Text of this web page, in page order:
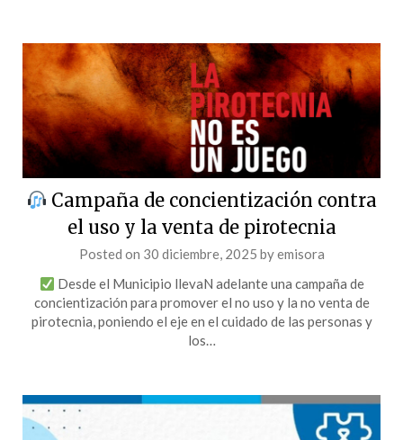
Campaña de concientización contra
el uso y la venta de pirotecnia
Posted on 30 diciembre, 2025 byemisora
Desde el Municipio llevaN adelante una campaña de
concientización para promover el no uso y la no venta de
pirotecnia, poniendo el eje en el cuidado de las personas y
los…